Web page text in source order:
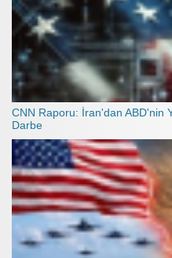
CNN Raporu: İran'dan ABD'nin
Darbe